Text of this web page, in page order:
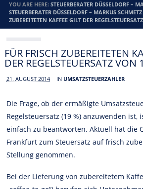
YOU ARE HERE:STEUERBERATER DÜSSELDORF –
STEUERBERATER DÜSSELDORF – MARKUS SCHMETZ
ZUBEREITETEN KAFFEE GILT DER
FÜR FRISCH ZUBEREITETEN
DER REGELSTEUERSATZ VON
21. AUGUST 2014 IN UMSATZSTEUERZAHLER
Die Frage, ob der ermäßigte
Regelsteuersatz (19 %) anzuwenden ist,
einfach zu beantworten. Aktuell hat die
Frankfurt zum Steuersatz auf frisch
Stellung genommen.
Bei der Lieferung von zubereitetem